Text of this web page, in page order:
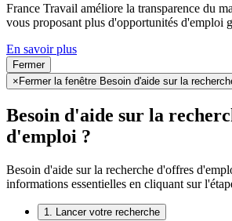
France Travail améliore la transparence du
vous proposant plus d'opportunités d'emploi
En savoir plus
Fermer
× Fermer la fenêtre Besoin d'aide sur la
Besoin d'aide sur la
d'emploi ?
Besoin d'aide sur la recherche d'offres
informations essentielles en cliquant sur
1. Lancer votre recherche